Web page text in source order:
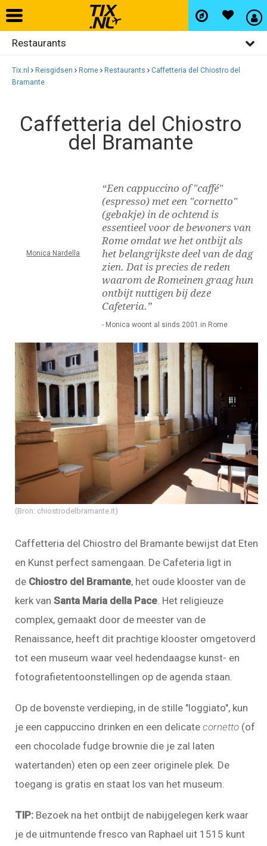
Home
Vliegtickets
Hotels
Restaurants
Algemeen
Bezienswaardigheden
Tix.nl Reisgidsen Rome Restaurants
Caffetteria del Chiostro del
Bramante
Caffetteria del Chiostro
del Bramante
Monica Nardella
“Een cappuccino of "caffé"
(espresso) met een "cornetto"
(gebakje) in de ochtend is
essentieel voor de bewoners van
Rome omdat we het ontbijt als
het belangrijkste deel van de dag
zien. Dat is precies de reden
waarom de Romeinen graag hun
ontbijt nuttigen bij deze
Cafeteria.”
- Monica woont al sinds 2001 in Rome
(Bron: chiostrodelbramante.it)
Caffetteria del Chiostro del Bramante bewijst dat Eten
en Kunst perfect samengaan. De Cafeteria ligt in
de Chiostro del Bramante, het oude klooster van de
kerk van Santa Maria della Pace . Het religieuze
complex, gemaakt door de meester van de
Renaissance, heeft dit prachtige klooster omgetoverd
tot een museum waar veel hedendaagse kunst- en
fotografietentoonstellingen op de agenda staan.
Op de bovenste verdieping, in de stille "loggiato", kun
je een cappuccino drinken en een delicate cornetto (of
een chocolade fudge brownie die je zal laten
watertanden) eten op een zeer originele plek. De
toegang is gratis en staat los van het museum.
TIP: Bezoek na het ontbijt de nabijgelegen kerk waar
je de uitmuntende fresco van Raphael uit 1515 kunt